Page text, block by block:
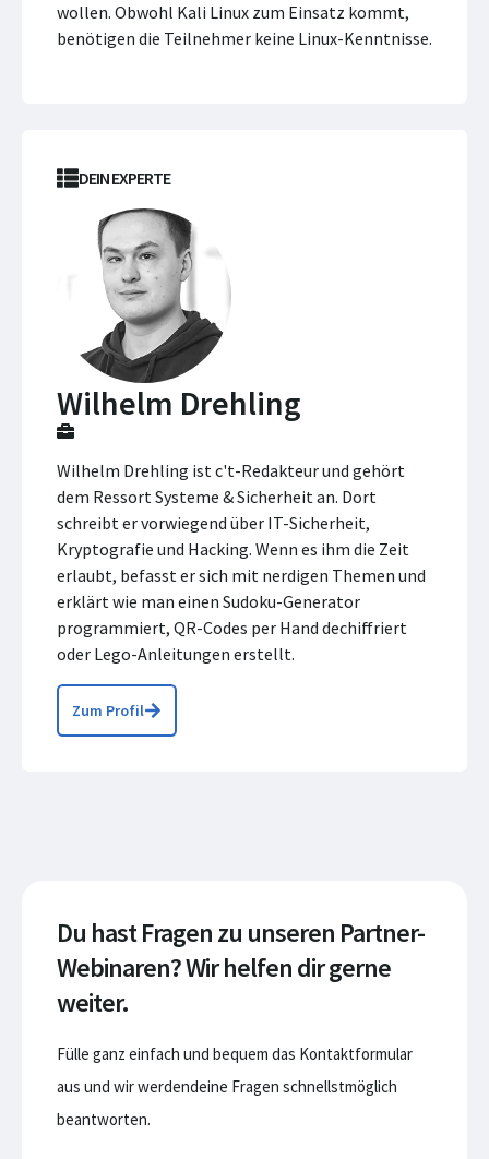
wollen. Obwohl Kali Linux zum Einsatz kommt,
benötigen die Teilnehmer keine Linux-Kenntnisse.
DEIN EXPERTE
Wilhelm Drehling
Wilhelm Drehling ist c't-Redakteur und gehört
dem Ressort Systeme & Sicherheit an. Dort
schreibt er vorwiegend über IT-Sicherheit,
Kryptografie und Hacking. Wenn es ihm die Zeit
erlaubt, befasst er sich mit nerdigen Themen und
erklärt wie man einen Sudoku-Generator
programmiert, QR-Codes per Hand dechiffriert
oder Lego-Anleitungen erstellt.
Zum Profil
Du hast Fragen zu unseren Partner-
Webinaren? Wir helfen dir gerne
weiter.
Fülle ganz einfach und bequem das Kontaktformular
aus und wir werdendeine Fragen schnellstmöglich
beantworten.